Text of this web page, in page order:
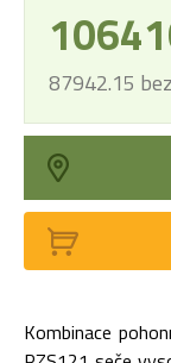
87942.15
Kombinace